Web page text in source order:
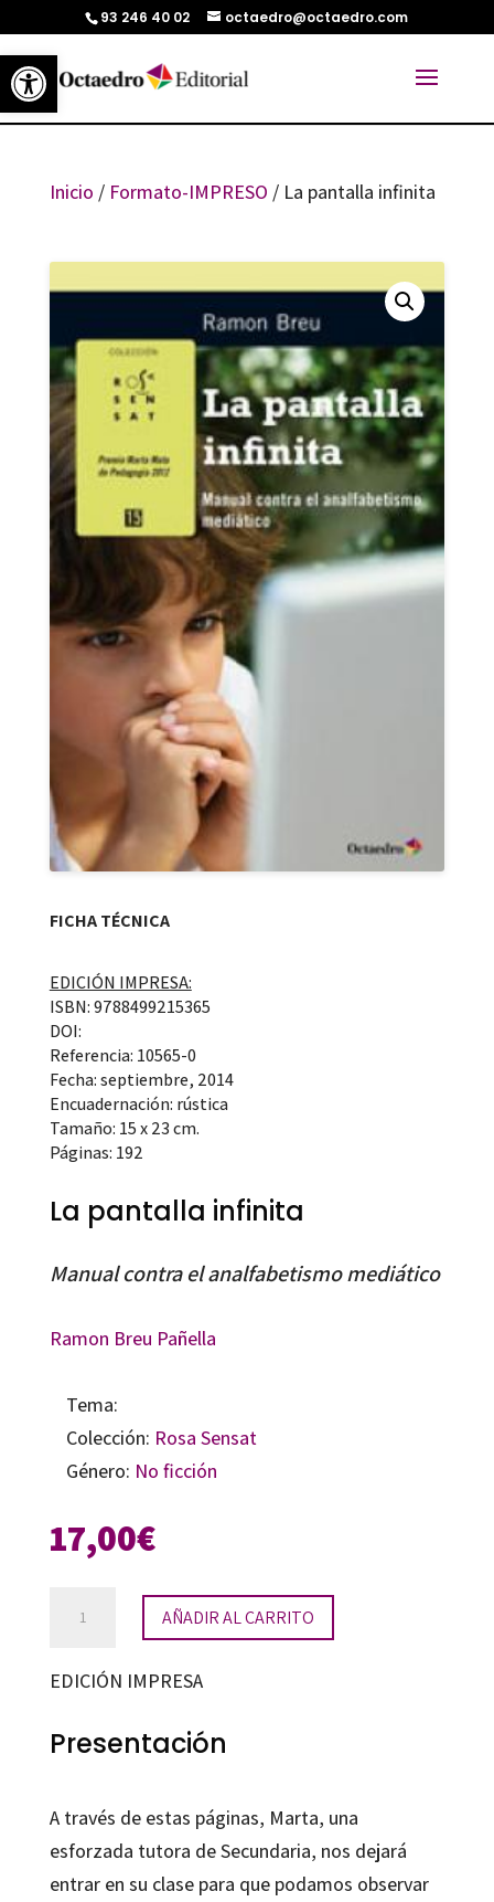
Abrir barra de herramientas
93 246 40 02 octaedro@octaedro.com
Inicio / Formato-IMPRESO / La pantalla infinita
FICHA TÉCNICA
EDICIÓN IMPRESA:
ISBN: 9788499215365
DOI:
Referencia: 10565-0
Fecha: septiembre, 2014
Encuadernación: rústica
Tamaño: 15 x 23 cm.
Páginas: 192
La pantalla infinita
Manual contra el analfabetismo mediático
Ramon Breu Pañella
Tema:
Colección: Rosa Sensat
Género: No ficción
17,00€
infinita
AÑADIR AL CARRITO
EDICIÓN IMPRESA
Presentación
A través de estas páginas, Marta, una
esforzada tutora de Secundaria, nos dejará
entrar en su clase para que podamos observar